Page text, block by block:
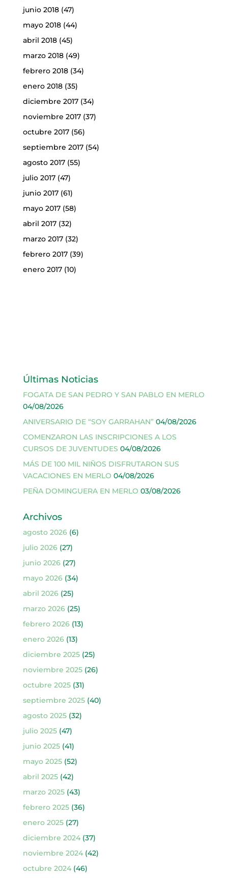
junio 2018(47)
mayo 2018(44)
abril 2018(45)
marzo 2018(49)
febrero 2018(34)
enero 2018(35)
diciembre 2017(34)
noviembre 2017(37)
octubre 2017(56)
septiembre 2017(54)
agosto 2017(55)
julio 2017(47)
junio 2017(61)
mayo 2017(58)
abril 2017(32)
marzo 2017(32)
febrero 2017(39)
enero 2017(10)
Últimas Noticias
FOGATA DE SAN PEDRO Y SAN PABLO EN MERLO
04/08/2026
ANIVERSARIO DE “SOY GARRAHAN” 04/08/2026
COMENZARON LAS INSCRIPCIONES A LOS
CURSOS DE JUVENTUDES 04/08/2026
MÁS DE 100 MIL NIÑOS DISFRUTARON SUS
VACACIONES EN MERLO 04/08/2026
PEÑA DOMINGUERA EN MERLO 03/08/2026
Archivos
agosto 2026(6)
julio 2026(27)
junio 2026(27)
mayo 2026(34)
abril 2026(25)
marzo 2026(25)
febrero 2026(13)
enero 2026(13)
diciembre 2025(25)
noviembre 2025(26)
octubre 2025(31)
septiembre 2025(40)
agosto 2025(32)
julio 2025(47)
junio 2025(41)
mayo 2025(52)
abril 2025(42)
marzo 2025(43)
febrero 2025(36)
enero 2025(27)
diciembre 2024(37)
noviembre 2024(42)
octubre 2024(46)